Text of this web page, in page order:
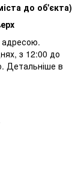
до об'єкта)
адресою.
з 12:00 до
Детальніше в